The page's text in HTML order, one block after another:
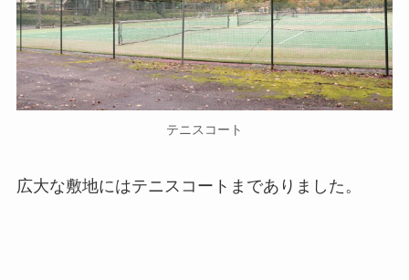
テニスコート
広大な敷地にはテニスコートまでありました。